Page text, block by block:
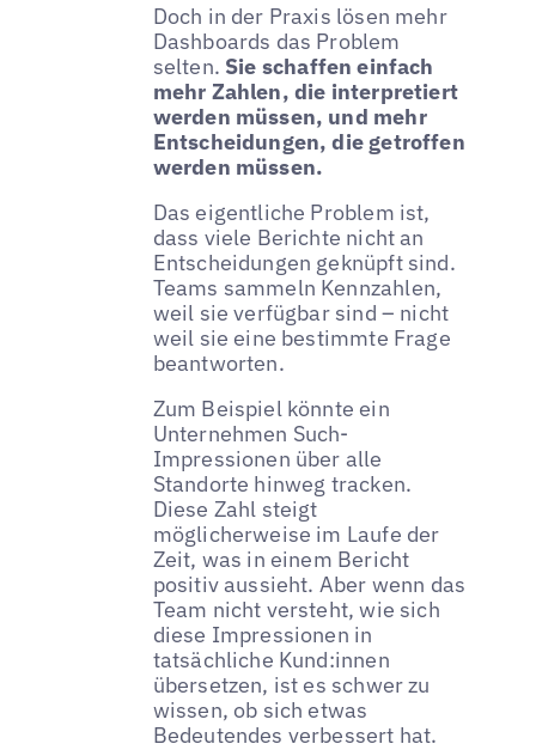
Doch in der Praxis lösen mehr
Dashboards das Problem
selten. Sie schaffen einfach
mehr Zahlen, die interpretiert
werden müssen, und mehr
Entscheidungen, die getroffen
werden müssen.
Das eigentliche Problem ist,
dass viele Berichte nicht an
Entscheidungen geknüpft sind.
Teams sammeln Kennzahlen,
weil sie verfügbar sind – nicht
weil sie eine bestimmte Frage
beantworten.
Zum Beispiel könnte ein
Unternehmen Such-
Impressionen über alle
Standorte hinweg tracken.
Diese Zahl steigt
möglicherweise im Laufe der
Zeit, was in einem Bericht
positiv aussieht. Aber wenn das
Team nicht versteht, wie sich
diese Impressionen in
tatsächliche Kund:innen
übersetzen, ist es schwer zu
wissen, ob sich etwas
Bedeutendes verbessert hat.